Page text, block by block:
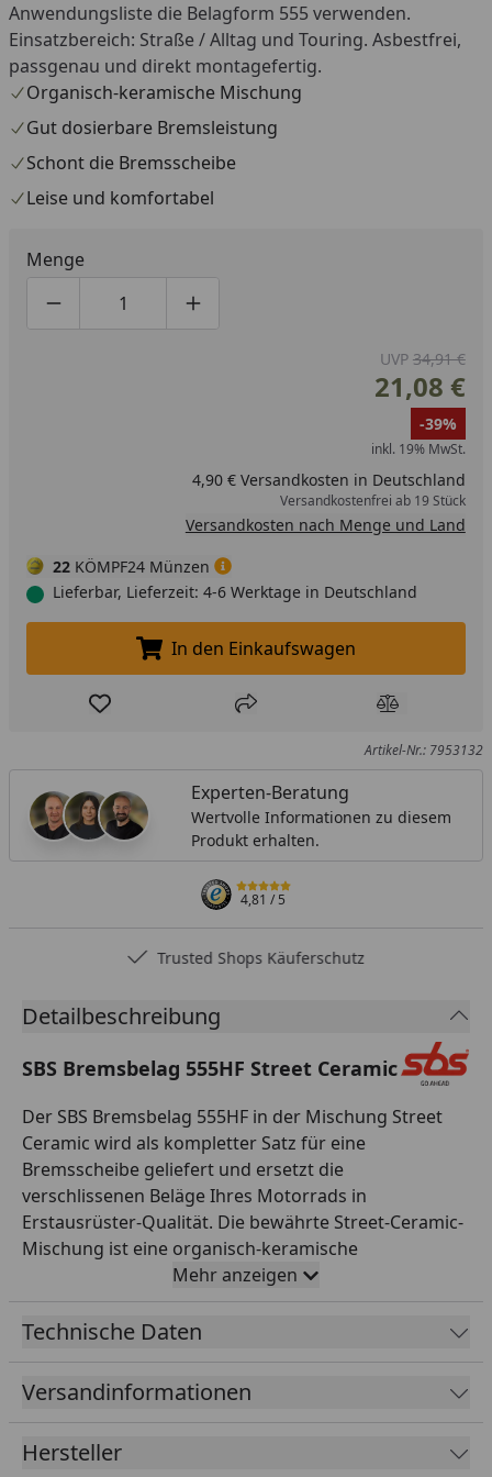
Anwendungsliste die Belagform 555 verwenden.
Einsatzbereich: Straße / Alltag und Touring. Asbestfrei,
passgenau und direkt montagefertig.
Organisch-keramische Mischung
Gut dosierbare Bremsleistung
Schont die Bremsscheibe
Leise und komfortabel
Menge
Produktmenge um eins verringern
Produktmenge manuell eingeben
Produktmenge um eins erhöhen
UVP 34,91 €
21,08 €
-39%
inkl. 19% MwSt.
4,90 € Versandkosten in Deutschland
Versandkostenfrei ab 19 Stück
Versandkosten nach Menge und Land
22 KÖMPF24 Münzen
Lieferbar, Lieferzeit: 4-6 Werktage in Deutschland
In den Einkaufswagen legen
In den Einkaufswagen
Produkt zur Wunschliste hinzufügen
Teilen Produkt
Artikel-Nr.: 7953132
Experten-Beratung
Wertvolle Informationen zu diesem
Produkt erhalten.
4,81/ 5
Trusted Shops Käuferschutz
Detailbeschreibung
SBS Bremsbelag 555HF Street Ceramic
Der SBS Bremsbelag 555HF in der Mischung Street
Ceramic wird als kompletter Satz für eine
Bremsscheibe geliefert und ersetzt die
verschlissenen Beläge Ihres Motorrads in
Erstausrüster-Qualität. Die bewährte Street-Ceramic-
Mischung ist eine organisch-keramische
Reibmischung, die für den täglichen Einsatz auf der
Straße entwickelt wurde. Sie überzeugt durch einen
gut dosierbaren, gleichmäßigen Biss, leises und
geringen Verschleiß an der Bremsscheibe. Damit ist
sie die ideale Wahl für Alltag, Pendelstrecke und Tour.
durchlaufen eine strenge Qualitätskontrolle und sind
Mehr anzeigen
Technische Daten
Versandinformationen
Hersteller